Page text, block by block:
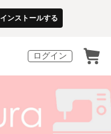
インストールする
ログイン